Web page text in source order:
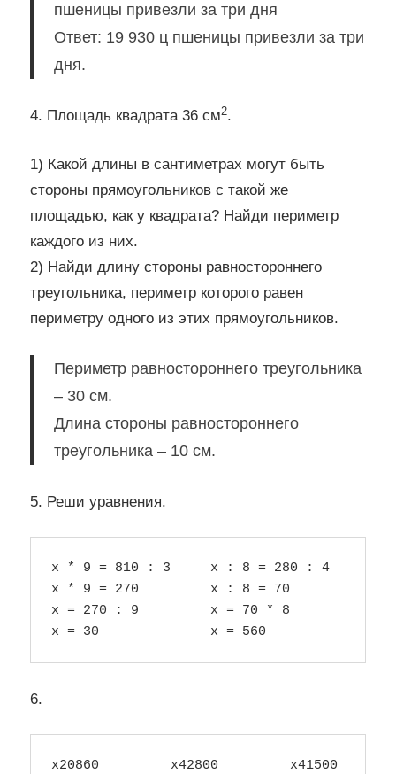
пшеницы привезли за три дня
Ответ: 19 930 ц пшеницы привезли за три
дня.
4. Площадь квадрата 36 см2.
1) Какой длины в сантиметрах могут быть
стороны прямоугольников с такой же
площадью, как у квадрата? Найди периметр
каждого из них.
2) Найди длину стороны равностороннего
треугольника, периметр которого равен
периметру одного из этих прямоугольников.
Периметр равностороннего треугольника
– 30 см.
Длина стороны равностороннего
треугольника – 10 см.
5. Реши уравнения.
х * 9 = 810 : 3     х : 8 = 280 : 4
х * 9 = 270         х : 8 = 70
х = 270 : 9         х = 70 * 8
6.
х20860         х42800         х41500